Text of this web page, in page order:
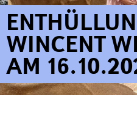
Vererben
als Unternehmen
weitere
Regionale
Stiftungsfonds
Projekte
WINCENT
AM